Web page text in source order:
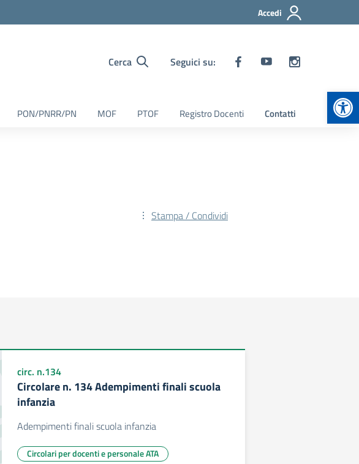
Accedi
Cerca Seguici su:
PON/PNRR/PN MOF PTOF Registro Docenti Contatti
Stampa / Condividi
circ. n.134
Circolare n. 134 Adempimenti finali scuola
infanzia
Adempimenti finali scuola infanzia
Circolari per docenti e personale ATA